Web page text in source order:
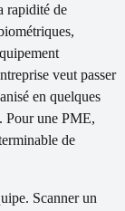
rapidité de
veut passer
en quelques
Pour une PME,
de
Scanner un